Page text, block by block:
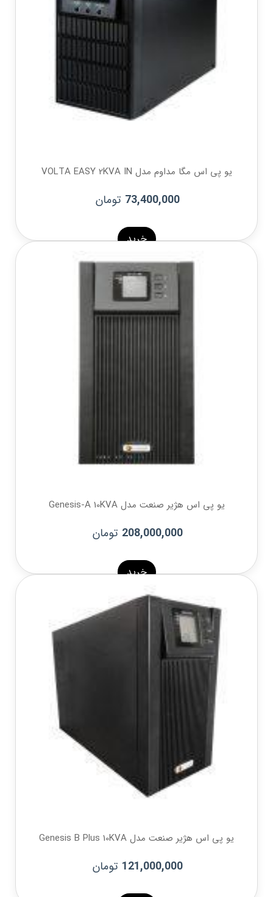
یو پی اس مگا مداوم مدل VOLTA EASY 2KVA IN
73,400,000 تومان
خرید
یو پی اس هژیر صنعت مدل Genesis-A 10KVA
208,000,000 تومان
خرید
یو پی اس هژیر صنعت مدل Genesis B Plus 10KVA
121,000,000 تومان